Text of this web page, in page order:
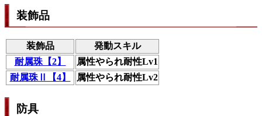
装飾品
装飾品
発動スキル
耐属珠【2】
属性やられ耐性Lv1
耐属珠Ⅱ【4】
属性やられ耐性Lv2
防具